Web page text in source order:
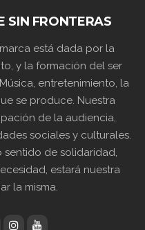
SIN FRONTERAS
está dada por la
y la formación del ser
entretenimiento, la
se produce. Nuestra
de la audiencia,
sociales y culturales.
de solidaridad,
estará nuestra
la misma.